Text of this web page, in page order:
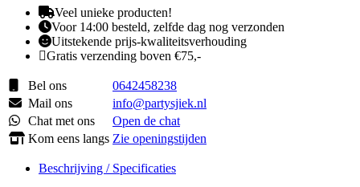
Veel unieke producten!
Voor 14:00 besteld, zelfde dag nog verzonden
Uitstekende prijs-kwaliteitsverhouding
Gratis verzending boven €75,-
Bel ons
0642458238
Mail ons
info@partysjiek.nl
Chat met ons
Open de chat
Kom eens langs Zie openingstijden
Beschrijving / Specificaties